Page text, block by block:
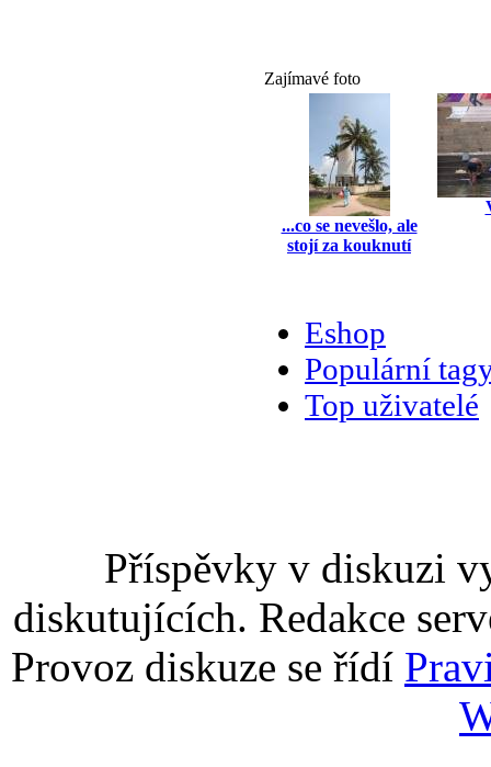
Zajímavé foto
...co se nevešlo, ale
stojí za kouknutí
Eshop
Populární
Top uživatelé
Příspěvky v diskuzi
diskutujících. Redakce
Provoz diskuze se řídí